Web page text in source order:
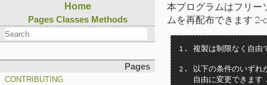
Home
Pages Classes Methods
Pages
CONTRIBUTING
本プログラムはフリー
ムを再配布できます 2-
1. 複製は制限なく自由
2. 以下の条件のいずれ
自由に変更できます